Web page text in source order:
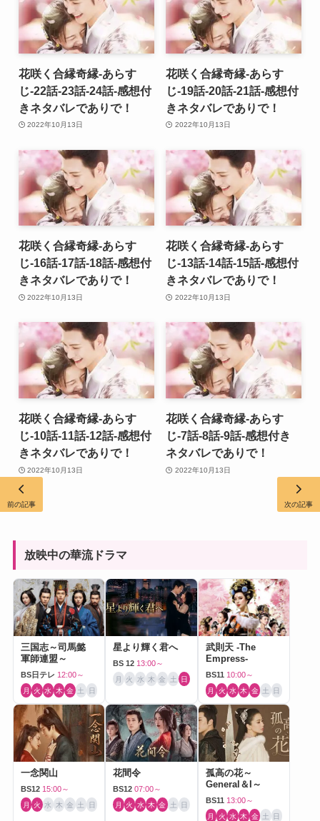
花咲く合縁奇縁-あらす
じ-22話-23話-24話-感想付
きネタバレでありで！
2022年10月13日
花咲く合縁奇縁-あらす
じ-19話-20話-21話-感想付
きネタバレでありで！
2022年10月13日
花咲く合縁奇縁-あらす
じ-16話-17話-18話-感想付
きネタバレでありで！
2022年10月13日
花咲く合縁奇縁-あらす
じ-13話-14話-15話-感想付
きネタバレでありで！
2022年10月13日
花咲く合縁奇縁-あらす
じ-10話-11話-12話-感想付
きネタバレでありで！
2022年10月13日
花咲く合縁奇縁-あらす
じ-7話-8話-9話-感想付き
ネタバレでありで！
2022年10月13日
放映中の華流ドラマ
三国志～司馬懿
軍師連盟～
BS日テレ 12:00～
月 火 水 木 金 土 日
星より輝く君へ
BS 12 13:00～
月 火 水 木 金 土 日
武則天 -The
Empress-
BS11 10:00～
月 火 水 木 金 土 日
一念関山
BS12 15:00～
月 火 水 木 金 土 日
花間令
BS12 07:00～
月 火 水 木 金 土 日
孤高の花～
General＆I～
BS11 13:00～
月 火 水 木 金 土 日
前の記事 次の記事